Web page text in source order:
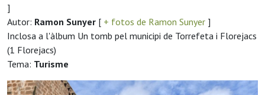
]
Autor: Ramon Sunyer [ + fotos de Ramon Sunyer ]
Inclosa a l'àlbum Un tomb pel municipi de Torrefeta i Florejacs
(1 Florejacs)
Tema: Turisme